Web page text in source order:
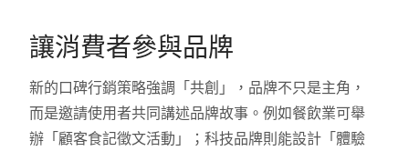
讓消費者參與品牌
新的口碑行銷策略強調「共創」，品牌不只是主角，
而是邀請使用者共同講述品牌故事。例如餐飲業可舉
辦「顧客食記徵文活動」；科技品牌則能設計「體驗